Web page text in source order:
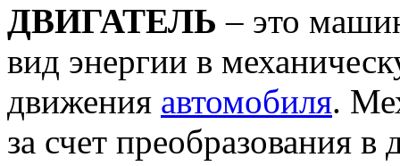
ДВИГАТЕЛЬ – это
вид энергии в
движения автомобиля.
за счет преобразования в